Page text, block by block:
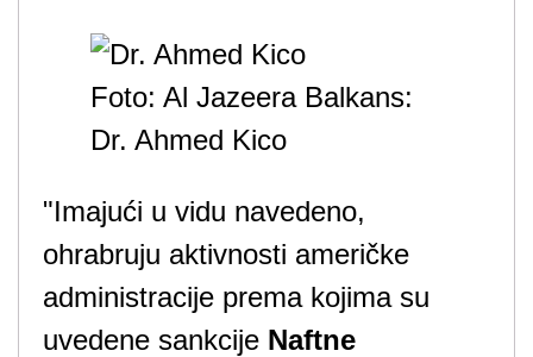
Foto: Al Jazeera Balkans:
Dr. Ahmed Kico
"Imajući u vidu navedeno,
ohrabruju aktivnosti američke
administracije prema kojima su
uvedene sankcije Naftne